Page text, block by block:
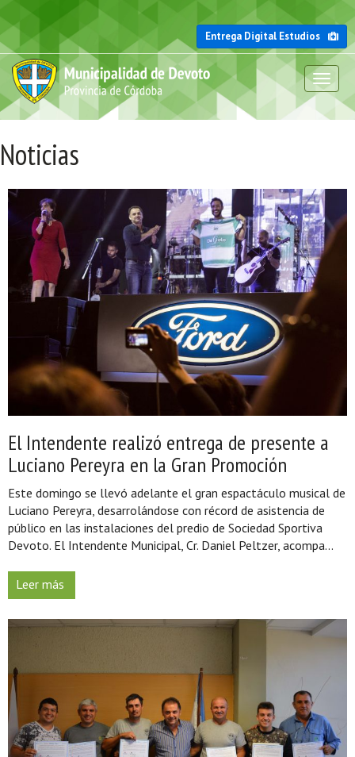
Entrega Digital Estudios
Noticias
El Intendente realizó entrega de presente a
Luciano Pereyra en la Gran Promoción
Este domingo se llevó adelante el gran espactáculo musical de
Luciano Pereyra, desarrolándose con récord de asistencia de
público en las instalaciones del predio de Sociedad Sportiva
Devoto. El Intendente Municipal, Cr. Daniel Peltzer, acompa...
Leer más